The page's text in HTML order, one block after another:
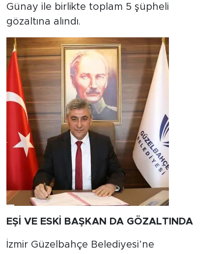
Günay ile birlikte toplam 5 şüpheli
gözaltına alındı.
EŞİ VE ESKİ BAŞKAN DA GÖZALTINDA
İzmir Güzelbahçe Belediyesi’ne